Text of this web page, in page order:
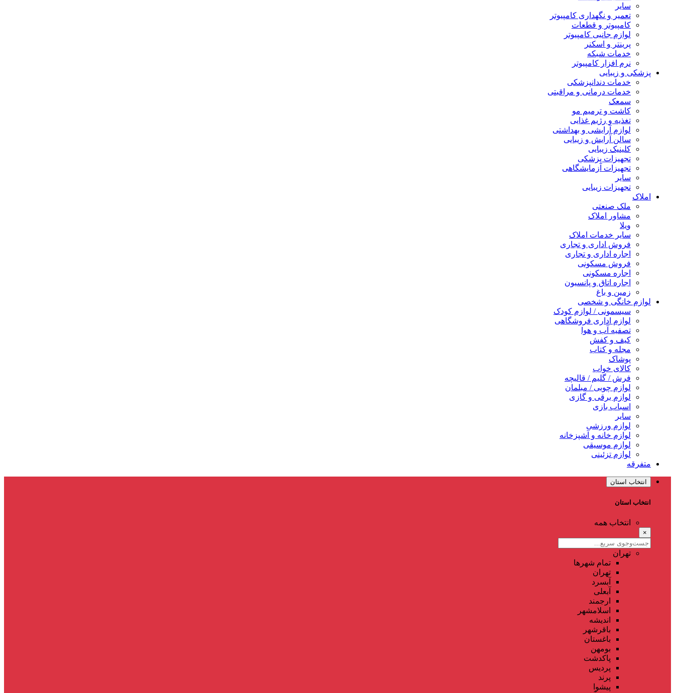
سایر
تعمیر و نگهداری کامپیوتر
کامپیوتر و قطعات
لوازم جانبی کامپیوتر
پرینتر و اسکنر
خدمات شبکه
نرم افزار کامپیوتر
پزشکی و زیبایی
خدمات دندانپزشکی
خدمات درمانی و مراقبتی
سمعک
کاشت و ترمیم مو
تغذیه و رژیم غذایی
لوازم آرایشی و بهداشتی
سالن آرایش و زیبایی
کلینیک زیبایی
تجهیزات پزشکی
تجهیزات آزمایشگاهی
سایر
تجهیزات زیبایی
املاک
ملک صنعتی
مشاور املاک
ویلا
سایر خدمات املاک
فروش اداری و تجاری
اجاره اداری و تجاری
فروش مسکونی
اجاره مسکونی
اجاره اتاق و پانسیون
زمین و باغ
لوازم خانگی و شخصی
سیسمونی / لوازم کودک
لوازم اداری فروشگاهی
تصفیه آب و هوا
کیف و کفش
مجله و کتاب
پوشاک
کالای خواب
فرش / گلیم / قالیچه
لوازم چوبی / مبلمان
لوازم برقی و گازی
اسباب بازی
سایر
لوازم ورزشی
لوازم خانه و آشپزخانه
لوازم موسیقی
لوازم تزئینی
متفرقه
انتخاب استان
انتخاب استان
انتخاب همه
×
تهران
تمام شهر‌ها
تهران
آبسرد
آبعلی
ارجمند
اسلامشهر
اندیشه
باقرشهر
باغستان
بومهن
پاکدشت
پردیس
پرند
پیشوا